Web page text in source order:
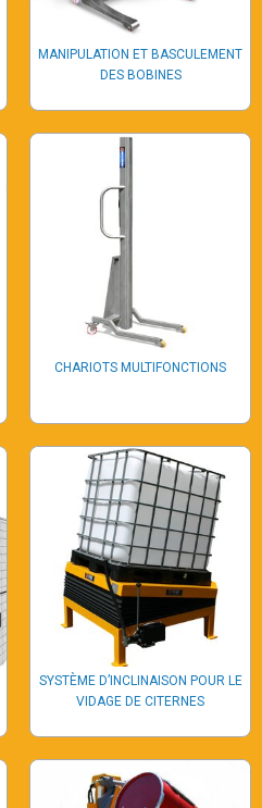
MANIPULATION ET BASCULEMENT
DES BOBINES
CHARIOTS MULTIFONCTIONS
SYSTÈME D’INCLINAISON POUR LE
VIDAGE DE CITERNES